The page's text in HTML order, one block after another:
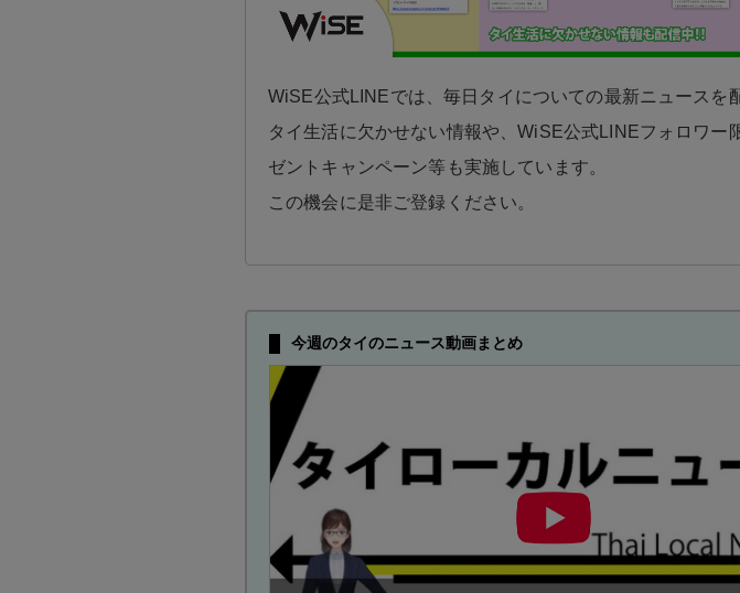
WiSE公式LINEでは、毎日タイについての最新ニュースを
タイ生活に欠かせない情報や、WiSE公式LINEフォロワー
ゼントキャンペーン等も実施しています。
この機会に是非ご登録ください。
今週のタイのニュース動画まとめ